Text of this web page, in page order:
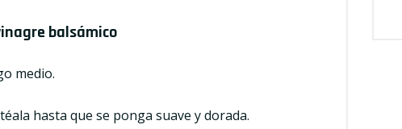
balsámico
medio.
hasta que se ponga suave y dorada.